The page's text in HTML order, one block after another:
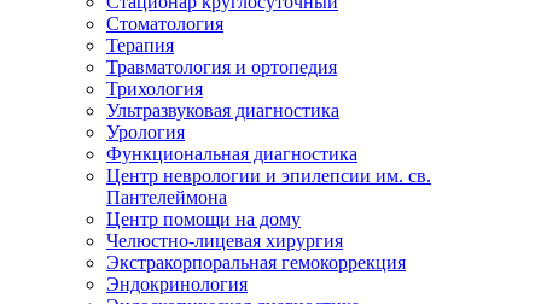
Стоматология
Терапия
Травматология и ортопедия
Трихология
Ультразвуковая диагностика
Урология
Функциональная диагностика
Центр неврологии и эпилепсии им. св.
Пантелеймона
Центр помощи на дому
Челюстно-лицевая хирургия
Экстракорпоральная гемокоррекция
Эндокринология